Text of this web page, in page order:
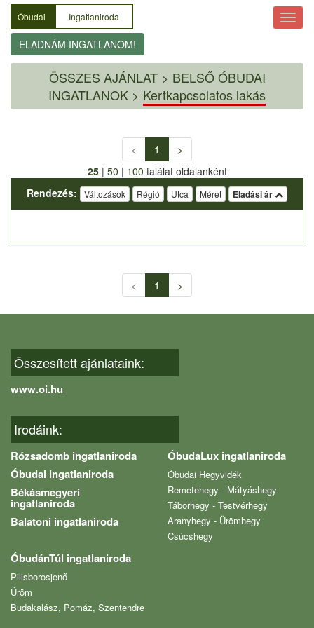
Óbudai Ingatlaniroda
ELADNÁM INGATLANOM!
ÖSSZES AJÁNLAT> BELSŐ ÓBUDAI
INGATLANOK > Kertkapcsolatos lakás
< 1
>
25| 50 | 100 találat oldalanként
Rendezés:
Változások Régió Utca Méret Eladási ár
< 1 >
Összesített ajánlataink:
www.oi.hu
Irodáink:
Rózsadomb ingatlaniroda
Óbudai ingatlaniroda
Békásmegyeri
ingatlaniroda
Balatoni ingatlaniroda
ÓbudaLux ingatlaniroda
Óbudai Hegyvidék
Remetehegy - Mátyáshegy
Táborhegy - Testvérhegy
Aranyhegy - Ürömhegy
Csúcshegy
ÓbudánTúl ingatlaniroda
Pilisborosjenő
Üröm
Budakalász, Pomáz, Szentendre